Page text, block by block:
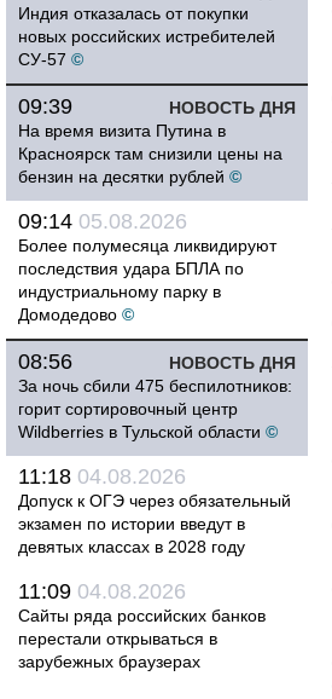
Индия отказалась от покупки
новых российских истребителей
СУ-57 ©
НОВОСТЬ ДНЯ
09:39
На время визита Путина в
Красноярск там снизили цены на
бензин на десятки рублей ©
09:14 05.08.2026
Более полумесяца ликвидируют
последствия удара БПЛА по
индустриальному парку в
Домодедово ©
НОВОСТЬ ДНЯ
08:56
За ночь сбили 475 беспилотников:
горит сортировочный центр
Wildberries в Тульской области ©
11:18 04.08.2026
Допуск к ОГЭ через обязательный
экзамен по истории введут в
девятых классах в 2028 году
11:09 04.08.2026
Сайты ряда российских банков
перестали открываться в
зарубежных браузерах